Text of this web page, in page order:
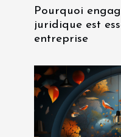
Pourquoi
juridique est
entreprise